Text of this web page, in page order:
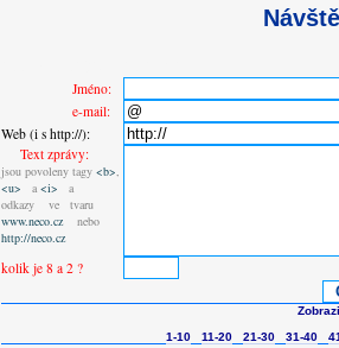
Jméno:
e-mail:
Web (i s http://):
Text zprávy:
jsou povoleny tagy <b>,
<u> a <i> a
odkazy ve tvaru
www.neco.cznebo
http://neco.cz
kolik je 8 a 2 ?
1-10
11-20 21-30 31-40